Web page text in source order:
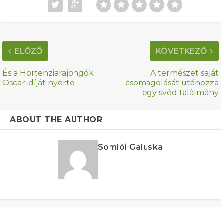
ELŐZŐ
És a Hortenziarajongók
Oscar-díját nyerte:
KÖVETKEZŐ
A természet saját
csomagolását utánozza
egy svéd találmány
ABOUT THE AUTHOR
Somlói Galuska